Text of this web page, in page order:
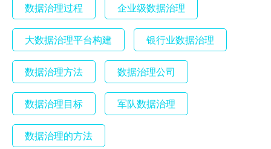
数据治理过程 企业级数据治理
大数据治理平台构建 银行业数据治理
数据治理方法 数据治理公司
数据治理目标 军队数据治理
数据治理的方法